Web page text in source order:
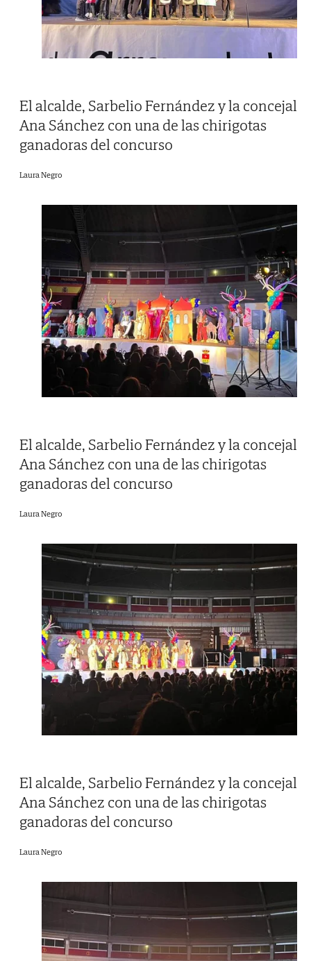
El alcalde, Sarbelio Fernández y la concejal
Ana Sánchez con una de las chirigotas
ganadoras del concurso
Laura Negro
El alcalde, Sarbelio Fernández y la concejal
Ana Sánchez con una de las chirigotas
ganadoras del concurso
Laura Negro
El alcalde, Sarbelio Fernández y la concejal
Ana Sánchez con una de las chirigotas
ganadoras del concurso
Laura Negro